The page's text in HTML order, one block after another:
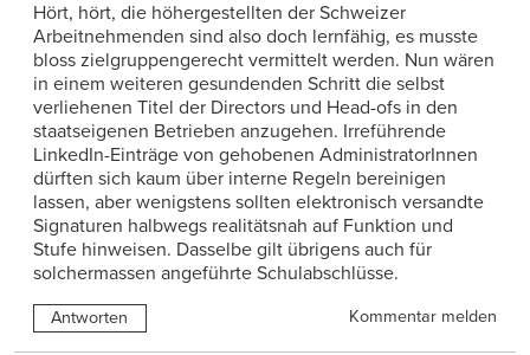
Hört, hört, die höhergestellten der Schweizer
Arbeitnehmenden sind also doch lernfähig, es musste
bloss zielgruppengerecht vermittelt werden. Nun wären
in einem weiteren gesundenden Schritt die selbst
verliehenen Titel der Directors und Head-ofs in den
staatseigenen Betrieben anzugehen. Irreführende
LinkedIn-Einträge von gehobenen AdministratorInnen
dürften sich kaum über interne Regeln bereinigen
lassen, aber wenigstens sollten elektronisch versandte
Signaturen halbwegs realitätsnah auf Funktion und
Stufe hinweisen. Dasselbe gilt übrigens auch für
solchermassen angeführte Schulabschlüsse.
Antworten Kommentar melden